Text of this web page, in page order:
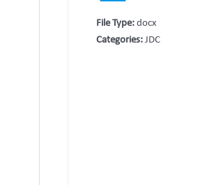
File Type:docx
Categories:JDC